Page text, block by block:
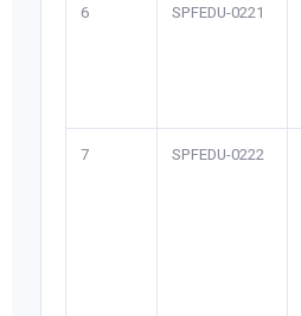
6 SPFEDU-0221
7 SPFEDU-0222